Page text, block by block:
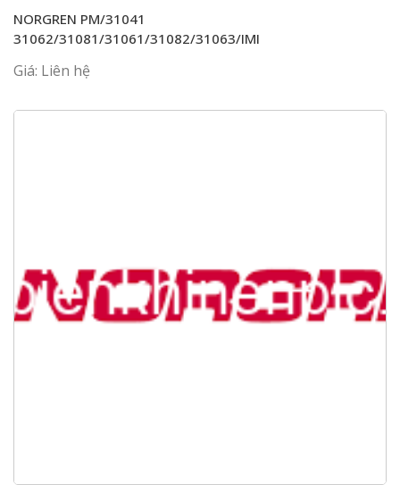
NORGREN PM/31041
31062/31081/31061/31082/31063/IMI
Giá: Liên hệ